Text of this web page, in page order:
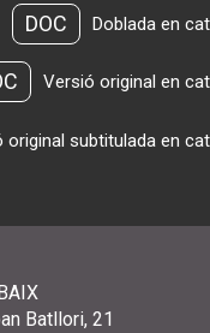
DOC Doblada en
Versió original en
original subtitulada en
Batllori, 21